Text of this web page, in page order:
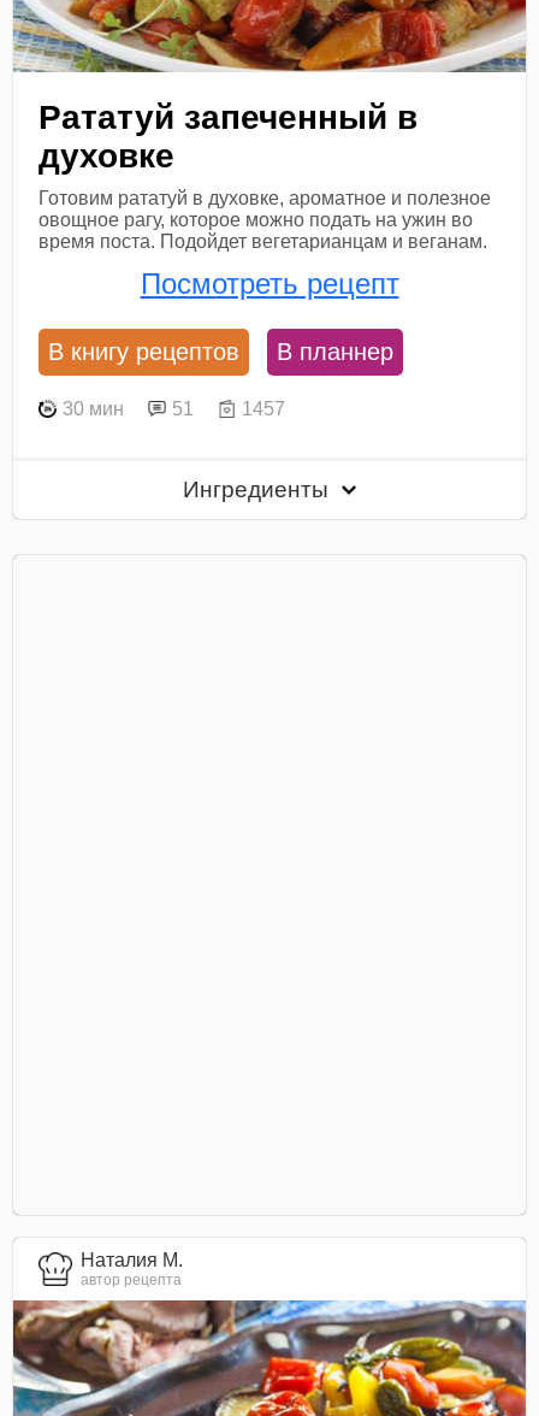
Рататуй запеченный в
духовке
Готовим рататуй в духовке, ароматное и полезное
овощное рагу, которое можно подать на ужин во
время поста. Подойдет вегетарианцам и веганам.
Посмотреть рецепт
В книгу рецептов В планнер
30 мин 51 1457
Ингредиенты
Наталия М.
автор рецепта